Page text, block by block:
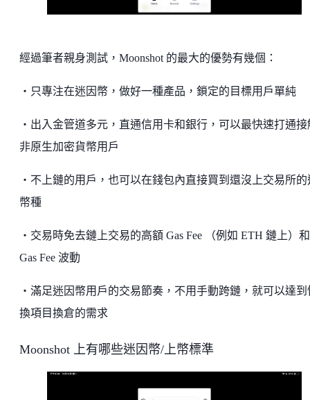
經過筆者親身測試，Moonshot 的最大的優勢有幾個：
・只專注在迷因幣，做好一種產品，鎖定的目標用戶單純
・出入金管道多元，直通信用卡和銀行，可以最快速打通接
非原生加密貨幣用戶
・不上鏈的用戶，也可以在錢包內直接買到還沒上交易所的
幣種
・交易時免去鏈上交易的高額 Gas Fee （例如 ETH 鏈上）和
Gas Fee 波動
・滿足迷因幣用戶的交易節奏，不用手動跨鏈，就可以達到
換項目換倉的需求
Moonshot 上有哪些迷因幣/上幣標準